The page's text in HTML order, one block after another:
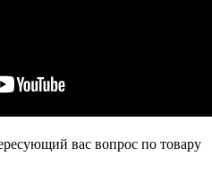
вас вопрос по товару